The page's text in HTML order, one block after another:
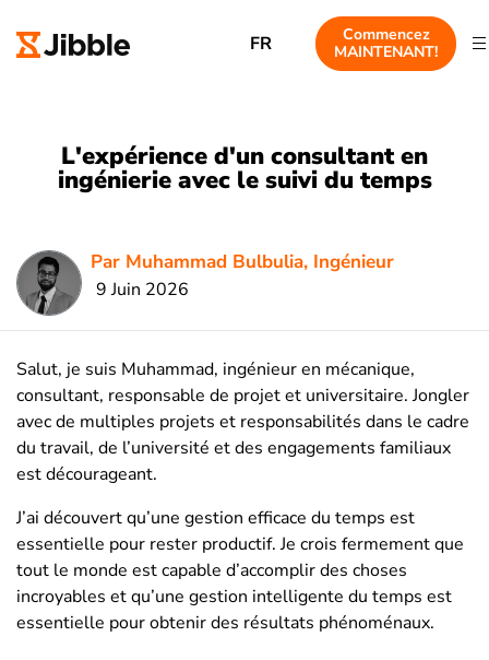
FR
Commencez
MAINTENANT!
L'expérience d'un consultant en
ingénierie avec le suivi du temps
Par Muhammad Bulbulia, Ingénieur
9 Juin 2026
Salut, je suis Muhammad, ingénieur en mécanique,
consultant, responsable de projet et universitaire. Jongler
avec de multiples projets et responsabilités dans le cadre
du travail, de l’université et des engagements familiaux
est décourageant.
J’ai découvert qu’une gestion efficace du temps est
essentielle pour rester productif. Je crois fermement que
tout le monde est capable d’accomplir des choses
incroyables et qu’une gestion intelligente du temps est
essentielle pour obtenir des résultats phénoménaux.